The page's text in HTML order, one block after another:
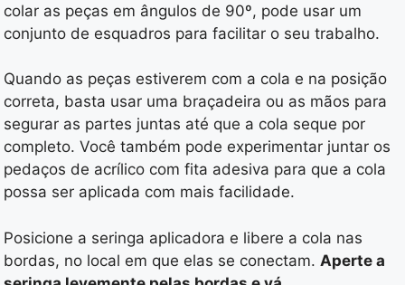
colar as peças em ângulos de 90º, pode usar um
conjunto de esquadros para facilitar o seu trabalho.
Quando as peças estiverem com a cola e na posição
correta, basta usar uma braçadeira ou as mãos para
segurar as partes juntas até que a cola seque por
completo. Você também pode experimentar juntar os
pedaços de acrílico com fita adesiva para que a cola
possa ser aplicada com mais facilidade.
Posicione a seringa aplicadora e libere a cola nas
bordas, no local em que elas se conectam. Aperte a